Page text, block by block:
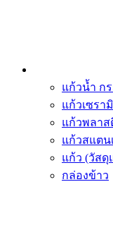
แก้วน้ำ ก
แก้วเซรา
แก้วพลาส
แก้วสแตน
แก้ว (วัสดุ
กล่องข้าว